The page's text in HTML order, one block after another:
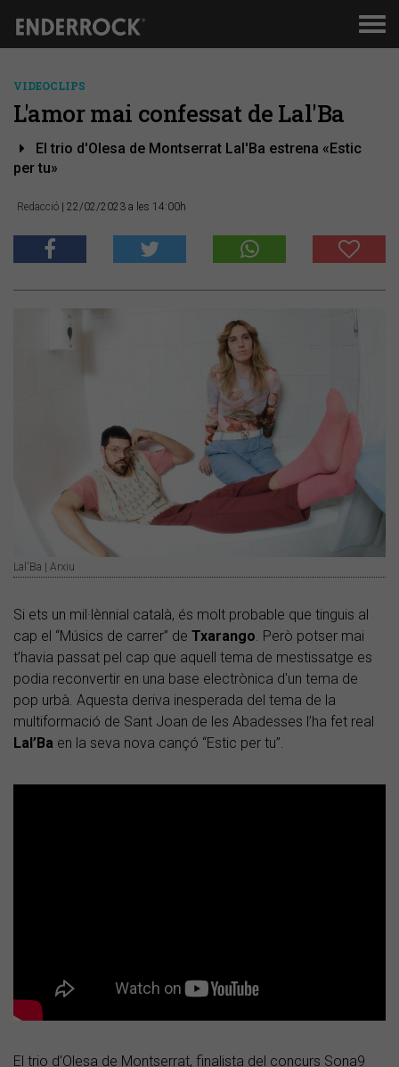
VIDEOCLIPS
L'amor mai confessat de Lal'Ba
El trio d'Olesa de Montserrat Lal'Ba estrena «Estic
per tu»
Redacció | 22/02/2023 a les 14:00h
Lal'Ba | Arxiu
Si ets un mil·lènnial català, és molt probable que tinguis al
cap el “Músics de carrer” de Txarango . Però potser mai
t’havia passat pel cap que aquell tema de mestissatge es
podia reconvertir en una base electrònica d'un tema de
pop urbà. Aquesta deriva inesperada del tema de la
multiformació de Sant Joan de les Abadesses l’ha fet real
Lal’Ba en la seva nova cançó “Estic per tu”.
El trio d’Olesa de Montserrat, finalista del concurs Sona9